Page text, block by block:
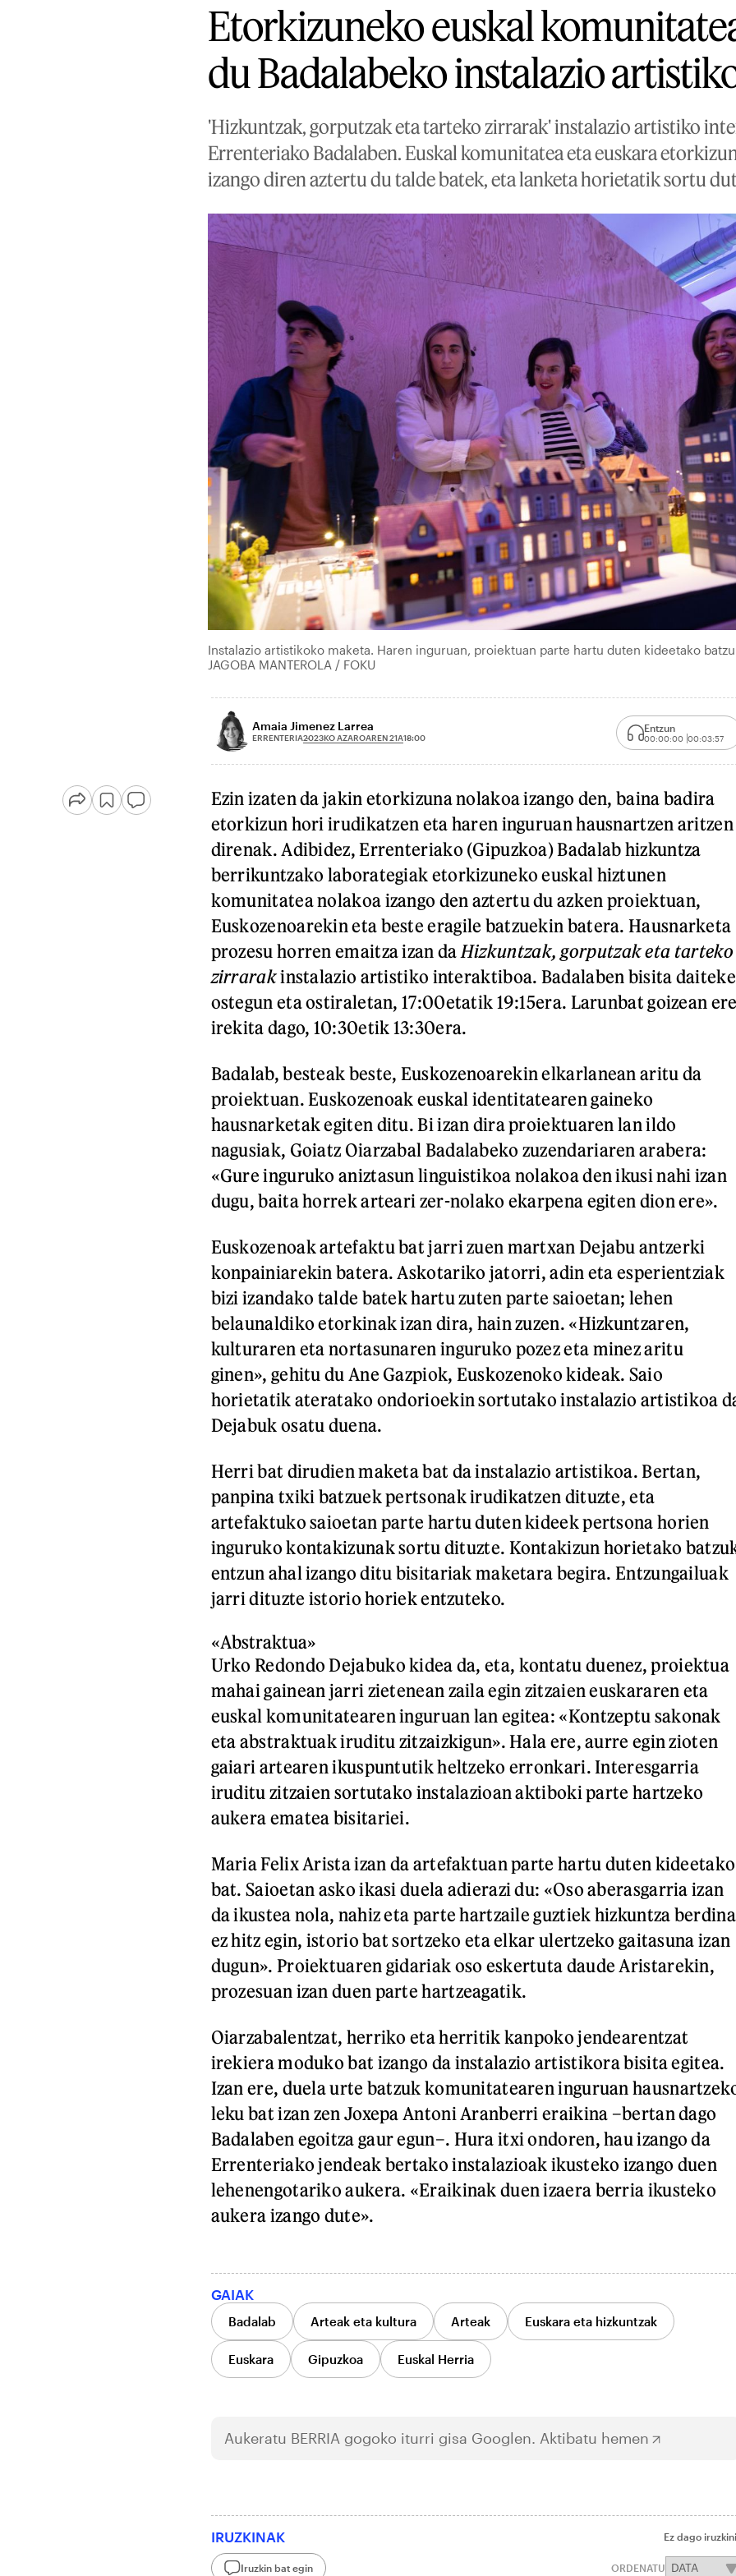
Etorkizuneko euskal
du Badalabeko instalazio
'Hizkuntzak, gorputzak eta tarteko zirrarak' instalazio artistiko
Errenteriako Badalaben. Euskal komunitatea eta euskara
izango diren aztertu du talde batek, eta lanketa horietatik sortu
Instalazio artistikoko maketa. Haren inguruan, proiektuan parte hartu duten kideetako
JAGOBA MANTEROLA / FOKU
Amaia Jimenez Larrea
ERRENTERIA2023KO AZAROAREN 21A18:00
Entzun
00:00:00 00:03:57
Ezin izaten da jakin etorkizuna nolakoa izango den, baina badira
etorkizun hori irudikatzen eta haren inguruan hausnartzen aritzen
direnak. Adibidez, Errenteriako (Gipuzkoa) Badalab hizkuntza
berrikuntzako laborategiak etorkizuneko euskal hiztunen
komunitatea nolakoa izango den aztertu du azken proiektuan,
Euskozenoarekin eta beste eragile batzuekin batera. Hausnarketa
prozesu horren emaitza izan da Hizkuntzak, gorputzak eta tarteko
zirrarakinstalazio artistiko interaktiboa. Badalaben bisita
ostegun eta ostiraletan, 17:00etatik 19:15era. Larunbat goizean
irekita dago, 10:30etik 13:30era.
Badalab, besteak beste, Euskozenoarekin elkarlanean aritu da
proiektuan. Euskozenoak euskal identitatearen gaineko
hausnarketak egiten ditu. Bi izan dira proiektuaren lan ildo
nagusiak, Goiatz Oiarzabal Badalabeko zuzendariaren arabera:
«Gure inguruko aniztasun linguistikoa nolakoa den ikusi nahi izan
dugu, baita horrek arteari zer-nolako ekarpena egiten dion ere».
Euskozenoak artefaktu bat jarri zuen martxan Dejabu antzerki
konpainiarekin batera. Askotariko jatorri, adin eta esperientziak
bizi izandako talde batek hartu zuten parte saioetan; lehen
belaunaldiko etorkinak izan dira, hain zuzen. «Hizkuntzaren,
kulturaren eta nortasunaren inguruko pozez eta minez aritu
ginen», gehitu du Ane Gazpiok, Euskozenoko kideak. Saio
horietatik ateratako ondorioekin sortutako instalazio artistikoa
Dejabuk osatu duena.
Herri bat dirudien maketa bat da instalazio artistikoa. Bertan,
panpina txiki batzuek pertsonak irudikatzen dituzte, eta
artefaktuko saioetan parte hartu duten kideek pertsona horien
inguruko kontakizunak sortu dituzte. Kontakizun horietako
entzun ahal izango ditu bisitariak maketara begira. Entzungailuak
jarri dituzte istorio horiek entzuteko.
«Abstraktua»
Urko Redondo Dejabuko kidea da, eta, kontatu duenez, proiektua
mahai gainean jarri zietenean zaila egin zitzaien euskararen eta
euskal komunitatearen inguruan lan egitea: «Kontzeptu sakonak
eta abstraktuak iruditu zitzaizkigun». Hala ere, aurre egin zioten
gaiari artearen ikuspuntutik heltzeko erronkari. Interesgarria
iruditu zitzaien sortutako instalazioan aktiboki parte hartzeko
aukera ematea bisitariei.
Maria Felix Arista izan da artefaktuan parte hartu duten kideetako
bat. Saioetan asko ikasi duela adierazi du: «Oso aberasgarria izan
da ikustea nola, nahiz eta parte hartzaile guztiek hizkuntza berdina
ez hitz egin, istorio bat sortzeko eta elkar ulertzeko gaitasuna izan
dugun». Proiektuaren gidariak oso eskertuta daude Aristarekin,
prozesuan izan duen parte hartzeagatik.
Oiarzabalentzat, herriko eta herritik kanpoko jendearentzat
irekiera moduko bat izango da instalazio artistikora bisita egitea.
Izan ere, duela urte batzuk komunitatearen inguruan
leku bat izan zen Joxepa Antoni Aranberri eraikina –bertan dago
Badalaben egoitza gaur egun–. Hura itxi ondoren, hau izango da
Errenteriako jendeak bertako instalazioak ikusteko izango duen
lehenengotariko aukera. «Eraikinak duen izaera berria ikusteko
aukera izango dute».
GAIAK
Badalab Arteak eta kultura Arteak Euskara eta hizkuntzak
Euskara Gipuzkoa Euskal Herria
Aukeratu BERRIA gogoko iturri gisa Googlen. Aktibatu hemen
IRUZKINAK Ez dago
Iruzkin bat egin ORDENATU